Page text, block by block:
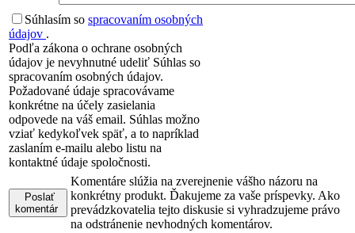
Súhlasím so spracovaním osobných
údajov .
Podľa zákona o ochrane osobných
údajov je nevyhnutné udeliť Súhlas so
spracovaním osobných údajov.
Požadované údaje spracovávame
konkrétne na účely zasielania
odpovede na váš email. Súhlas možno
vziať kedykoľvek späť, a to napríklad
zaslaním e-mailu alebo listu na
kontaktné údaje spoločnosti.
Poslať
komentár
Komentáre slúžia na zverejnenie vášho názoru na
konkrétny produkt. Ďakujeme za vaše príspevky. Ako
prevádzkovatelia tejto diskusie si vyhradzujeme právo
na odstránenie nevhodných komentárov.